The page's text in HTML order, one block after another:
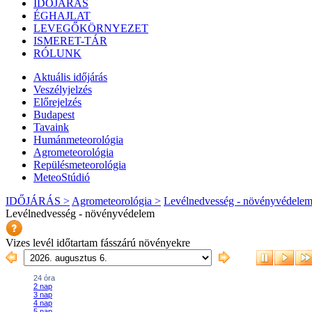
IDŐJÁRÁS
ÉGHAJLAT
LEVEGŐKÖRNYEZET
ISMERET-TÁR
RÓLUNK
Aktuális időjárás
Veszélyjelzés
Előrejelzés
Budapest
Tavaink
Humánmeteorológia
Agrometeorológia
Repülésmeteorológia
MeteoStúdió
IDŐJÁRÁS > Agrometeorológia > Levélnedvesség - növényvédelem
Levélnedvesség - növényvédelem
Vizes levél időtartam fásszárú növényekre